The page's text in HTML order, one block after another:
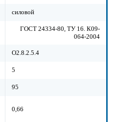
силовой
ГОСТ 24334-80, ТУ 16. К09-
064-2004
О2.8.2.5.4
5
95
0,66